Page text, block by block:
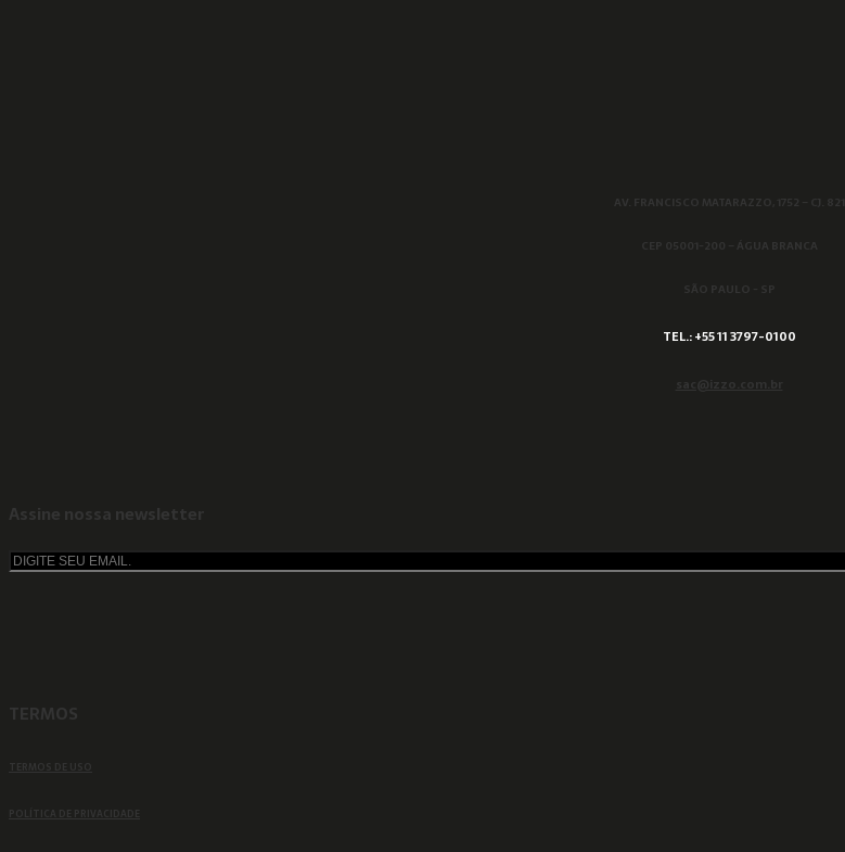
AV. FRANCISCO MATARAZZO, 1752 – CJ. 821
CEP 05001-200 – ÁGUA BRANCA
SÃO PAULO - SP
TEL.: +55 11 3797-0100
sac@izzo.com.br
Assine nossa newsletter
TERMOS
TERMOS DE USO
POLÍTICA DE PRIVACIDADE